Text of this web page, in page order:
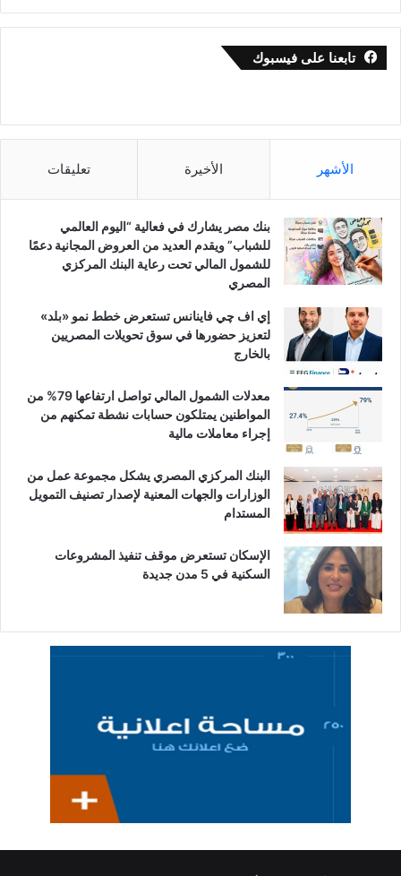
تابعنا على فيسبوك
الأشهر الأخيرة تعليقات
بنك مصر يشارك في فعالية “اليوم العالمي
للشباب” ويقدم العديد من العروض المجانية دعمًا
للشمول المالي تحت رعاية البنك المركزي
المصري
إي اف چي فاينانس تستعرض خطط نمو «بلد»
لتعزيز حضورها في سوق تحويلات المصريين
بالخارج
معدلات الشمول المالي تواصل ارتفاعها 79% من
المواطنين يمتلكون حسابات نشطة تمكنهم من
إجراء معاملات مالية
البنك المركزي المصري يشكل مجموعة عمل من
الوزارات والجهات المعنية لإصدار تصنيف التمويل
المستدام
الإسكان تستعرض موقف تنفيذ المشروعات
السكنية في 5 مدن جديدة